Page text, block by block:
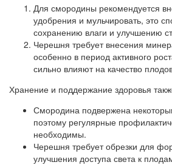
Для смородины рекомендуется
удобрения и мульчировать, это
сохранению влаги и улучшению
Черешня требует внесения
особенно в период активного
сильно влияют на качество
Хранение и поддержание здоровья
Смородина подвержена
поэтому регулярные
необходимы.
Черешня требует обрезки для
улучшения доступа света к